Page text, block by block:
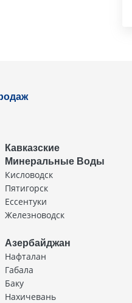
Кавказские
Минеральные Воды
Кисловодск
Пятигорск
Ессентуки
Железноводск
Азербайджан
Нафталан
Габала
Баку
Нахичевань